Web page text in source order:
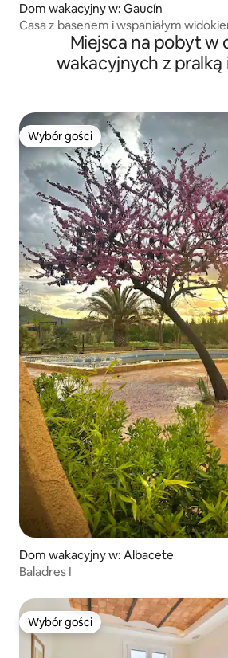
Dom wakacyjny w: Gaucín
Casa z basenem i wspaniałym
Miejsca na pobyt w
wakacyjnych z pralką
Wybór gości
Wybór gości
Dom wakacyjny w: Albacete
Baladres I
Wybór gości
Wybór gości